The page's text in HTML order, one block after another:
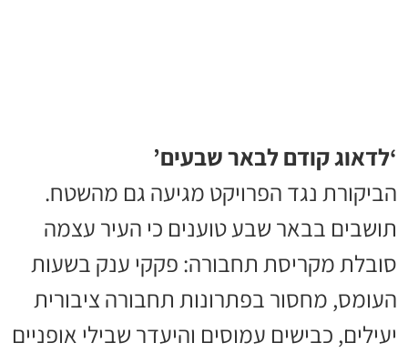
‘לדאוג קודם לבאר שבעים’
הביקורת נגד הפרויקט מגיעה גם מהשטח.
תושבים בבאר שבע טוענים כי העיר עצמה
סובלת מקריסת תחבורה: פקקי ענק בשעות
העומס, מחסור בפתרונות תחבורה ציבורית
יעילים, כבישים עמוסים והיעדר שבילי אופניים